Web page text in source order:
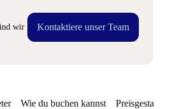
wir
Kontaktiere unser Team
Wie du buchen kannst Preisgestaltung